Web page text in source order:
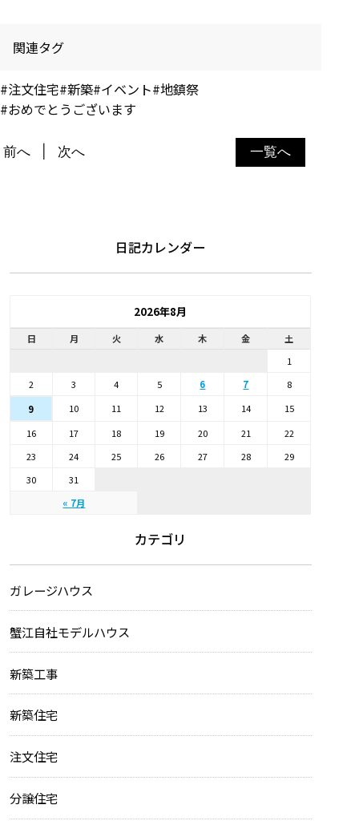
関連タグ
#注文住宅#新築#イベント#地鎮祭
#おめでとうございます
一覧へ
前へ 次へ
日記カレンダー
2026年8月
日 月 火 水 木 金 土
« 7月
1
2
3 4 5 6 7
8
9
10 11 12 13 14
15
16
17 18 19 20 21
22
23
24 25 26 27 28
29
30
31
カテゴリ
ガレージハウス
蟹江自社モデルハウス
新築工事
新築住宅
注文住宅
分譲住宅